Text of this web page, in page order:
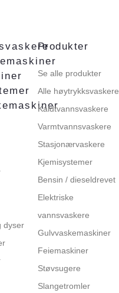
dyser
Produkter
Se alle produkter
Alle høytrykksvaskere
Kaldtvannsvaskere
Varmtvannsvaskere
Stasjonærvaskere
Kjemisystemer
Bensin / dieseldrevet
Elektriske
vannsvaskere
Gulvvaskemaskiner
Feiemaskiner
Støvsugere
Slangetromler